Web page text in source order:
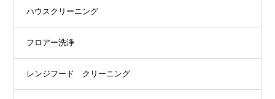
ハウスクリーニング
フロアー洗浄
レンジフード クリーニング